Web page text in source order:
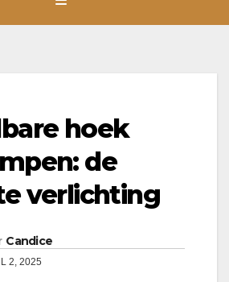
hoek
de
verlichting
Candice
2, 2025